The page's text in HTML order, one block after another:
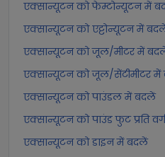
एक्सान्यूटन को फेम्टोन्यूटन में
एक्सान्यूटन को एट्टोन्यूटन में
एक्सान्यूटन को जूल/मीटर में
एक्सान्यूटन को जूल/सेंटीमीटर
एक्सान्यूटन को पाउंडल में बदलें
एक्सान्यूटन को पाउंड फुट प्रति
एक्सान्यूटन को डाइन में बदलें